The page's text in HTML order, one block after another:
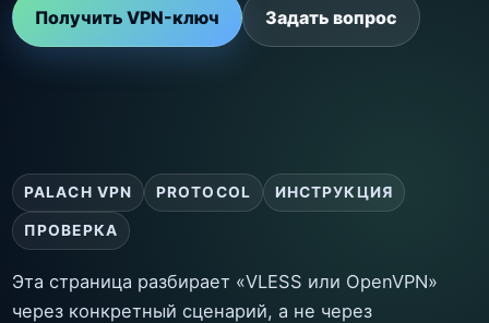
Получить VPN-ключ Задать вопрос
PALACH VPN PROTOCOL ИНСТРУКЦИЯ
ПРОВЕРКА
Эта страница разбирает «VLESS или OpenVPN»
через конкретный сценарий, а не через